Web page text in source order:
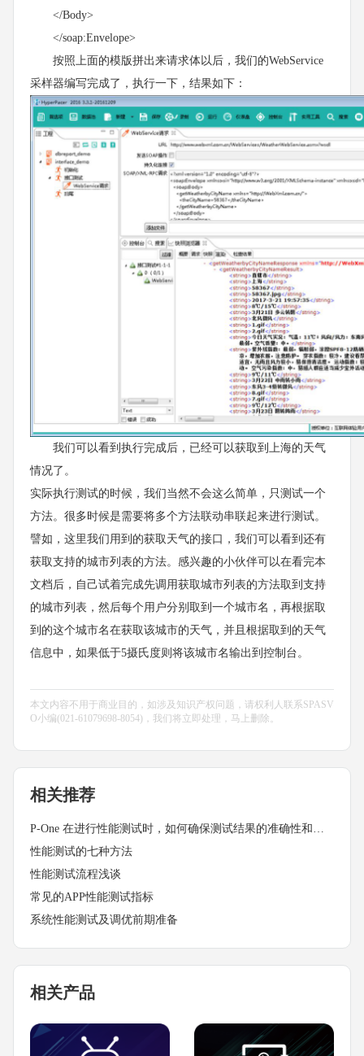
</Body>
</soap:Envelope>
按照上面的模版拼出来请求体以后，我们的WebService
采样器编写完成了，执行一下，结果如下：
我们可以看到执行完成后，已经可以获取到上海的天气
情况了。
实际执行测试的时候，我们当然不会这么简单，只测试一个
方法。很多时候是需要将多个方法联动串联起来进行测试。
譬如，这里我们用到的获取天气的接口，我们可以看到还有
获取支持的城市列表的方法。感兴趣的小伙伴可以在看完本
文档后，自己试着完成先调用获取城市列表的方法取到支持
的城市列表，然后每个用户分别取到一个城市名，再根据取
到的这个城市名在获取该城市的天气，并且根据取到的天气
信息中，如果低于5摄氏度则将该城市名输出到控制台。
本文内容不用于商业目的，如涉及知识产权问题，请权利人联系SPASV
O小编(021-61079698-8054)，我们将立即处理，马上删除。
相关推荐
P-One 在进行性能测试时，如何确保测试结果的准确性和可靠性？
性能测试的七种方法
性能测试流程浅谈
常见的APP性能测试指标
系统性能测试及调优前期准备
相关产品